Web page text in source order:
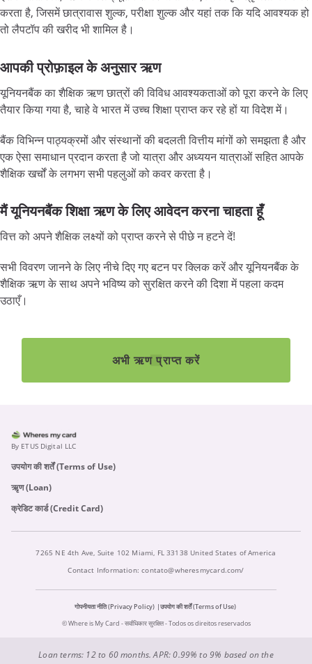
करता है, जिसमें छात्रावास शुल्क, परीक्षा शुल्क और यहां तक ​​कि यदि आवश्यक हो
तो लैपटॉप की खरीद भी शामिल है।
आपकी प्रोफ़ाइल के अनुसार ऋण
यूनियनबैंक का शैक्षिक ऋण छात्रों की विविध आवश्यकताओं को पूरा करने के लिए
तैयार किया गया है, चाहे वे भारत में उच्च शिक्षा प्राप्त कर रहे हों या विदेश में।
बैंक विभिन्न पाठ्यक्रमों और संस्थानों की बदलती वित्तीय मांगों को समझता है और
एक ऐसा समाधान प्रदान करता है जो यात्रा और अध्ययन यात्राओं सहित आपके
शैक्षिक खर्चों के लगभग सभी पहलुओं को कवर करता है।
मैं यूनियनबैंक शिक्षा ऋण के लिए आवेदन करना चाहता हूँ
वित्त को अपने शैक्षिक लक्ष्यों को प्राप्त करने से पीछे न हटने दें!
सभी विवरण जानने के लिए नीचे दिए गए बटन पर क्लिक करें और यूनियनबैंक के
शैक्षिक ऋण के साथ अपने भविष्य को सुरक्षित करने की दिशा में पहला कदम
उठाएँ।
अभी ऋण प्राप्त करें
By ETUS Digital LLC
उपयोग की शर्तें (Terms of Use)
ऋृण (Loan)
क्रेडिट कार्ड (Credit Card)
7265 NE 4th Ave, Suite 102 Miami, FL 33138 United States of America
Contact Information:contato@wheresmycard.com/
गोपनीयता नीति (Privacy Policy)
उपयोग की शर्तें (Terms of Use)
© Where is My Card - सर्वाधिकार सुरक्षित - Todos os direitos reservados
Loan terms: 12 to 60 months. APR: 0.99% to 9% based on the